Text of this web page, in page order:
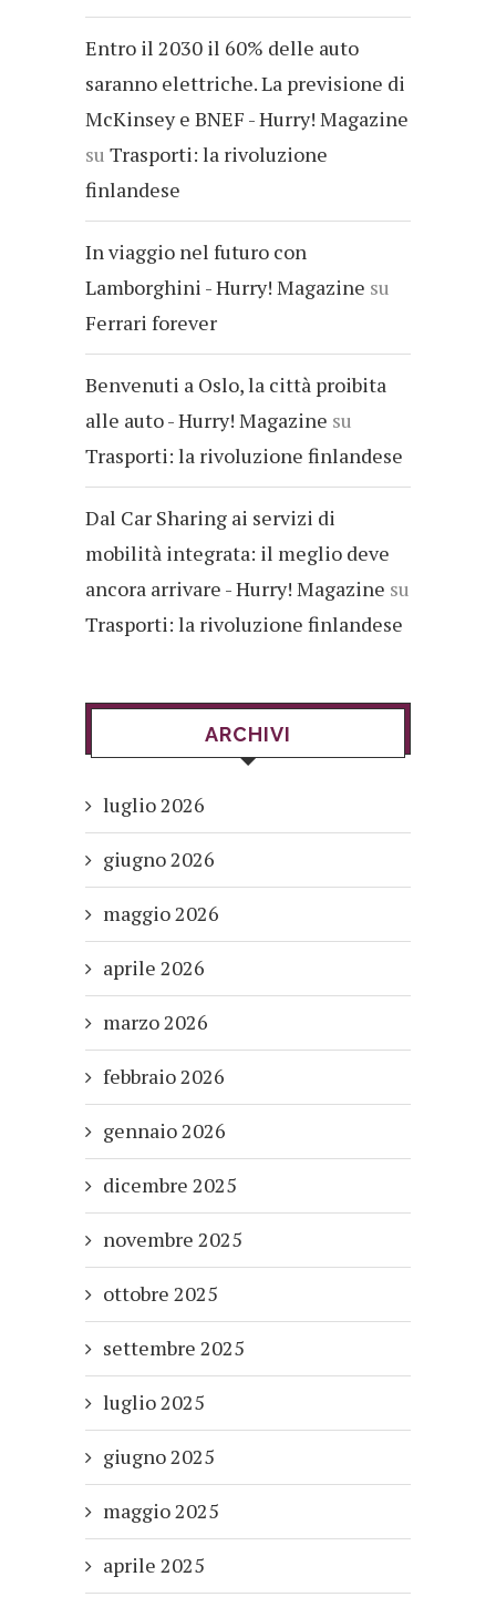
Entro il 2030 il 60% delle auto
saranno elettriche. La previsione di
McKinsey e BNEF - Hurry! Magazine
su Trasporti: la rivoluzione
finlandese
In viaggio nel futuro con
Lamborghini - Hurry! Magazine su
Ferrari forever
Benvenuti a Oslo, la città proibita
alle auto - Hurry! Magazine su
Trasporti: la rivoluzione finlandese
Dal Car Sharing ai servizi di
mobilità integrata: il meglio deve
ancora arrivare - Hurry! Magazine su
Trasporti: la rivoluzione finlandese
ARCHIVI
luglio 2026
giugno 2026
maggio 2026
aprile 2026
marzo 2026
febbraio 2026
gennaio 2026
dicembre 2025
novembre 2025
ottobre 2025
settembre 2025
luglio 2025
giugno 2025
maggio 2025
aprile 2025